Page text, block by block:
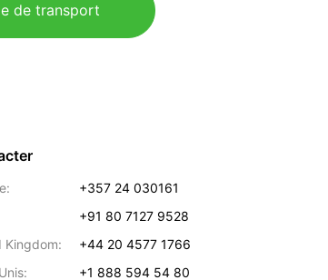
de transport
+357 24 030161
+91 80 7127 9528
Kingdom:
+44 20 4577 1766
+1 888 594 54 80